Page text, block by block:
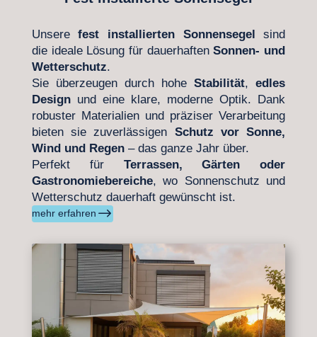
Unserefest installierten Sonnensegel
sind
die ideale Lösung für dauerhaftenSonnen- und
Wetterschutz.
Sie überzeugen durch hoheStabilität,edles
Designund eine klare, moderne Optik. Dank
robuster Materialien und präziser Verarbeitung
bieten sie zuverlässigen Schutz vor Sonne,
Wind und Regen– das ganze Jahr über.
Perfekt für Terrassen, Gärten oder
Gastronomiebereiche, wo Sonnenschutz und
Wetterschutz dauerhaft gewünscht ist.
mehr erfahren $